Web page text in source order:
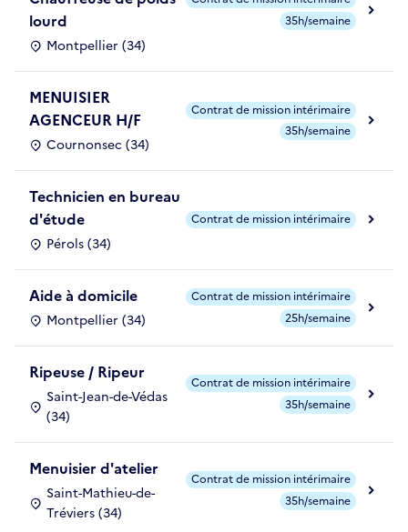
lourd
Montpellier (34)
35h/semaine
MENUISIER
AGENCEUR H/F
Cournonsec (34)
Contrat de mission intérimaire
35h/semaine
Technicien en bureau
d'étude
Pérols (34)
Contrat de mission intérimaire
Aide à domicile
Montpellier (34)
Contrat de mission intérimaire
25h/semaine
Ripeuse / Ripeur
Saint-Jean-de-Védas
(34)
Contrat de mission intérimaire
35h/semaine
Menuisier d'atelier
Saint-Mathieu-de-
Tréviers (34)
Contrat de mission intérimaire
35h/semaine